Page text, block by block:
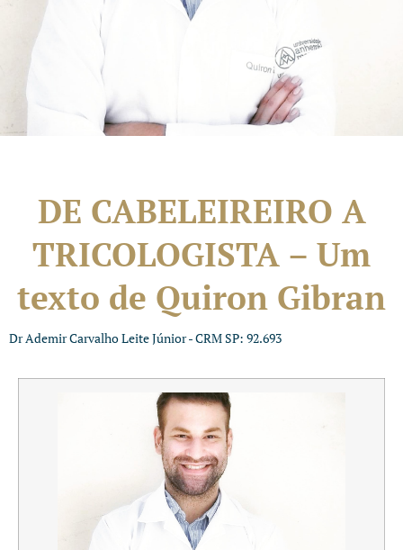
DE CABELEIREIRO A
TRICOLOGISTA – Um
texto de Quiron Gibran
Dr Ademir Carvalho Leite Júnior - CRM SP: 92.693